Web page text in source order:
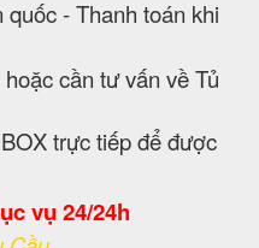
- Thanh toán khi
cần tư vấn về Tủ
trực tiếp để được
vụ 24/24h